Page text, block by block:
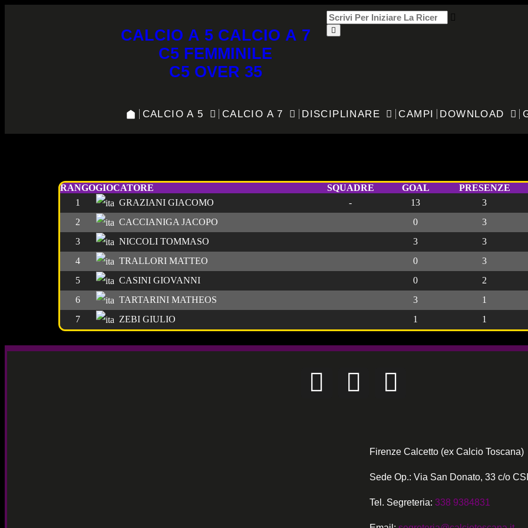
CALCIO A 5 CALCIO A 7
C5 FEMMINILE
C5 OVER 35
CALCIO A 5 CALCIO A 7 DISCIPLINARE CAMPI DOWNLOAD
RANGOGIOCATORE SQUADRE GOAL PRESENZE
1
GRAZIANI GIACOMO - 13 3
2
CACCIANIGA JACOPO 0 3
3
NICCOLI TOMMASO 3 3
4
TRALLORI MATTEO 0 3
5
CASINI GIOVANNI 0 2
6
TARTARINI MATHEOS 3 1
7
ZEBI GIULIO 1 1
Firenze Calcetto (ex Calcio Toscana)
Sede Op.: Via San Donato, 33 c/o
Tel. Segreteria: 338 9384831